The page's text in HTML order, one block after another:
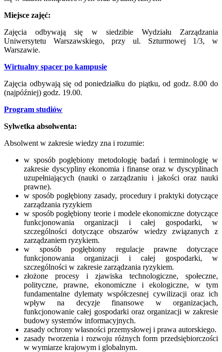
Miejsce zajęć:
Zajęcia odbywają się w siedzibie Wydziału Zarządzania
Uniwersytetu Warszawskiego, przy ul. Szturmowej 1/3, w
Warszawie.
Wirtualny spacer po kampusie
Zajęcia odbywają się od poniedziałku do piątku, od godz. 8.00 do
(najpóźniej) godz. 19.00.
Program studiów
Sylwetka absolwenta:
Absolwent w zakresie wiedzy zna i rozumie:
w sposób pogłębiony metodologię badań i terminologię w
zakresie dyscypliny ekonomia i finanse oraz w dyscyplinach
uzupełniających (nauki o zarządzaniu i jakości oraz nauki
prawne).
w sposób pogłębiony zasady, procedury i praktyki dotyczące
zarządzania ryzykiem
w sposób pogłębiony teorie i modele ekonomiczne dotyczące
funkcjonowania organizacji i całej gospodarki, w
szczególności dotyczące obszarów wiedzy związanych z
zarządzaniem ryzykiem.
w sposób pogłębiony regulacje prawne dotyczące
funkcjonowania organizacji i całej gospodarki, w
szczególności w zakresie zarządzania ryzykiem.
złożone procesy i zjawiska technologiczne, społeczne,
polityczne, prawne, ekonomiczne i ekologiczne, w tym
fundamentalne dylematy współczesnej cywilizacji oraz ich
wpływ na decyzje finansowe w organizacjach,
funkcjonowanie całej gospodarki oraz organizacji w zakresie
budowy systemów informacyjnych.
zasady ochrony własności przemysłowej i prawa autorskiego.
zasady tworzenia i rozwoju różnych form przedsiębiorczości
w wymiarze krajowym i globalnym.